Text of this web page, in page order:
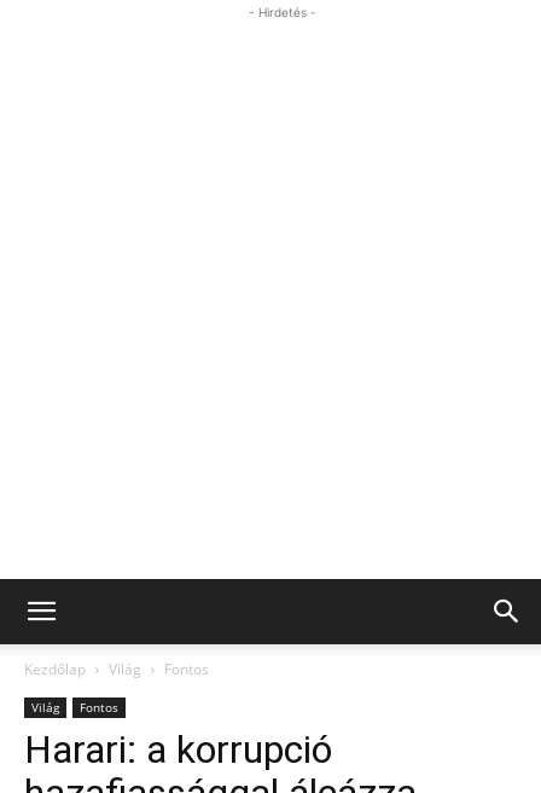
- Hirdetés -
Kezdőlap Világ Fontos
Világ Fontos
Harari: a korrupció